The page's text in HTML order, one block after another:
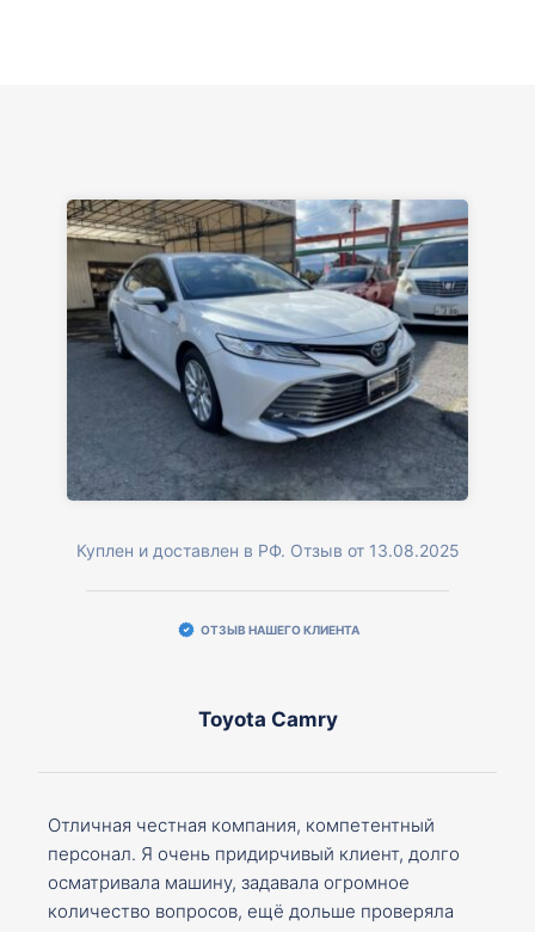
Куплен и доставлен в РФ. Отзыв от 13.08.2025
ОТЗЫВ НАШЕГО КЛИЕНТА
Toyota Camry
Отличная честная компания, компетентный
персонал. Я очень придирчивый клиент, долго
осматривала машину, задавала огромное
количество вопросов, ещё дольше проверяла